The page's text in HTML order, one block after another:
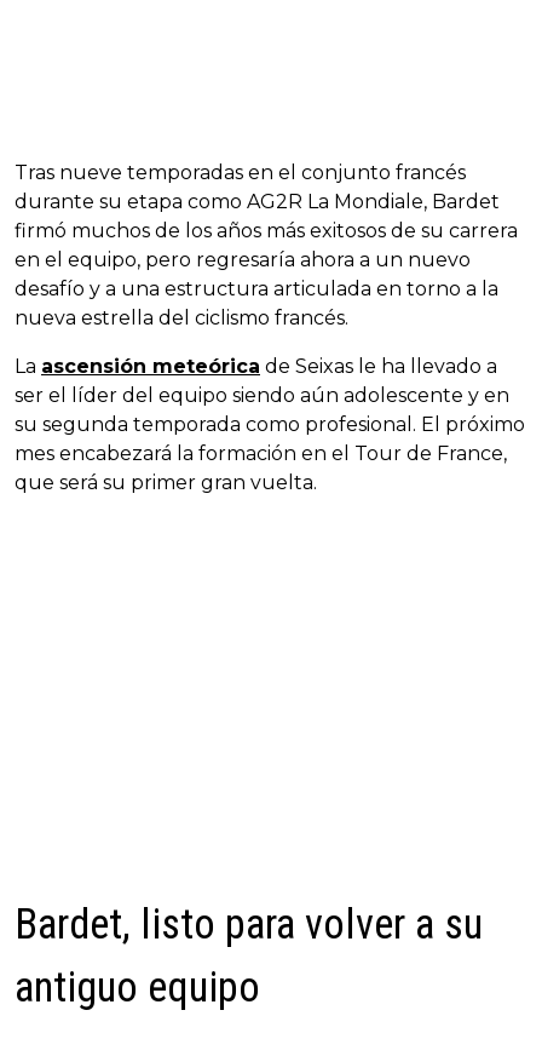
Tras nueve temporadas en el conjunto francés
durante su etapa como AG2R La Mondiale, Bardet
firmó muchos de los años más exitosos de su carrera
en el equipo, pero regresaría ahora a un nuevo
desafío y a una estructura articulada en torno a la
nueva estrella del ciclismo francés.
La ascensión meteórica de Seixas le ha llevado a
ser el líder del equipo siendo aún adolescente y en
su segunda temporada como profesional. El próximo
mes encabezará la formación en el Tour de France,
que será su primer gran vuelta.
Bardet, listo para volver a su
antiguo equipo